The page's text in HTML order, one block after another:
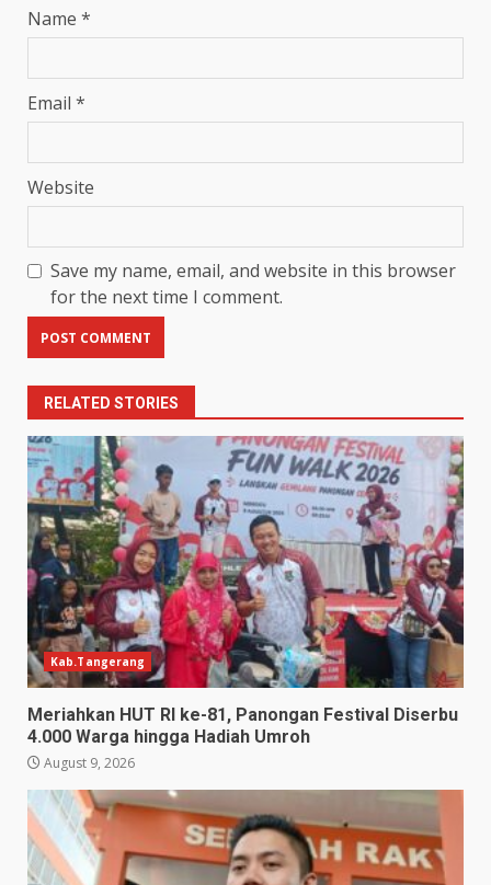
Name *
Email *
Website
Save my name, email, and website in this browser
for the next time I comment.
RELATED STORIES
Kab.Tangerang
Meriahkan HUT RI ke-81, Panongan Festival Diserbu
4.000 Warga hingga Hadiah Umroh
August 9, 2026